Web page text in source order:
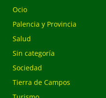
Ocio
Palencia y Provincia
Salud
Sin categoría
Sociedad
Tierra de Campos